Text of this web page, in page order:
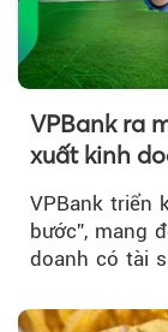
VPBank ra
xuất kinh
VPBank triển
bước”, mang
doanh có tài